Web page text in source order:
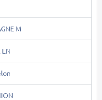
M
EN